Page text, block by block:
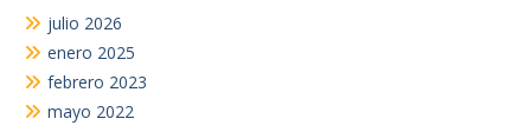
julio 2026
enero 2025
febrero 2023
mayo 2022